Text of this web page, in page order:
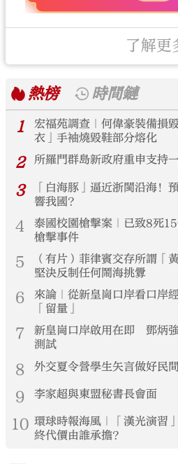
了解更
熱榜
時間鏈
1
宏福苑調查｜何偉豪裝備損
衣」手袖燒毀鞋部分熔化
2 所羅門群島新政府重申支持
3
「白海豚」逼近浙閩沿海
響我國？
4
泰國校園槍擊案｜已致8死
槍擊事件
5
（有片）菲律賓交存所謂「
堅決反制任何鬧海挑釁
6
來論｜從新皇崗口岸看口岸
「留量」
7
新皇崗口岸啟用在即 鄧炳
測試
8 外交夏令營學生矢言做好民
9 李家超與東盟秘書長會面
10 環球時報海風｜「漢光演習
終代價由誰承擔？